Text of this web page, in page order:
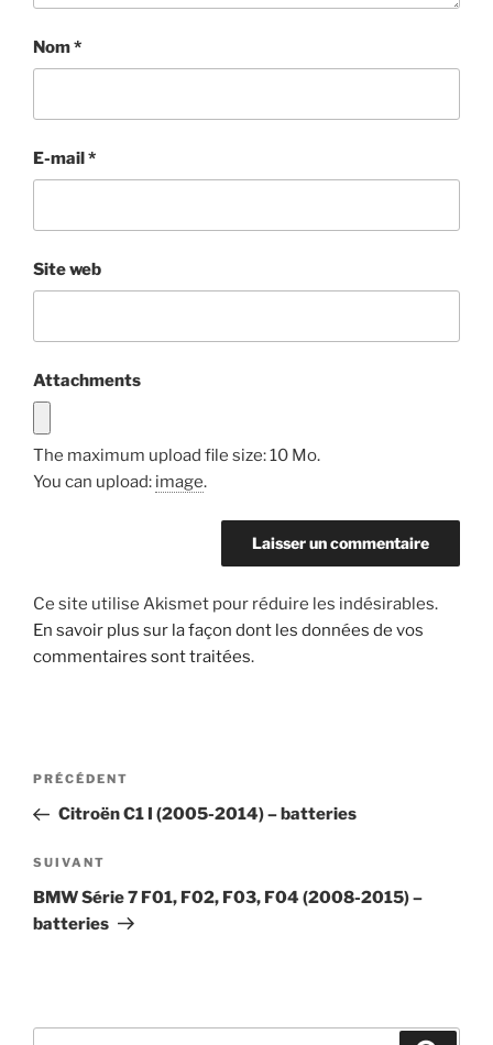
Nom*
E-mail*
Site web
Attachments
The maximum upload file size: 10 Mo.
You can upload: image.
Ce site utilise Akismet pour réduire les indésirables.
En savoir plus sur la façon dont les données de vos
commentaires sont traitées.
Navigation
l’article
Article
précédent
PRÉCÉDENT
Citroën C1 I (2005-2014) – batteries
Article
suivant
SUIVANT
BMW Série 7 F01, F02, F03, F04 (2008-2015) –
batteries